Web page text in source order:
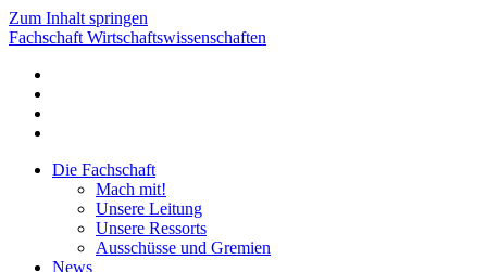
Zum Inhalt springen
Fachschaft Wirtschaftswissenschaften
Die Fachschaft
Mach mit!
Unsere Leitung
Unsere Ressorts
Ausschüsse und Gremien
News